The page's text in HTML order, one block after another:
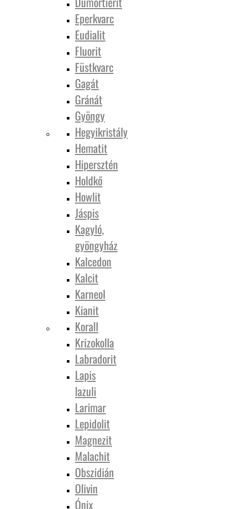
Eperkvarc
Eudialit
Fluorit
Füstkvarc
Gagát
Gránát
Gyöngy
Hegyikristály
Hematit
Hipersztén
Holdkő
Howlit
Jáspis
Kagyló,
gyöngyház
Kalcedon
Kalcit
Karneol
Kianit
Korall
Krizokolla
Labradorit
Lapis
lazuli
Larimar
Lepidolit
Magnezit
Malachit
Obszidián
Olivin
Ónix